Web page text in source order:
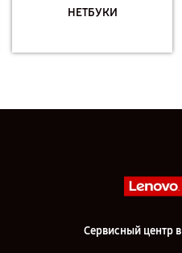
НЕТБУКИ
Сервисный центр